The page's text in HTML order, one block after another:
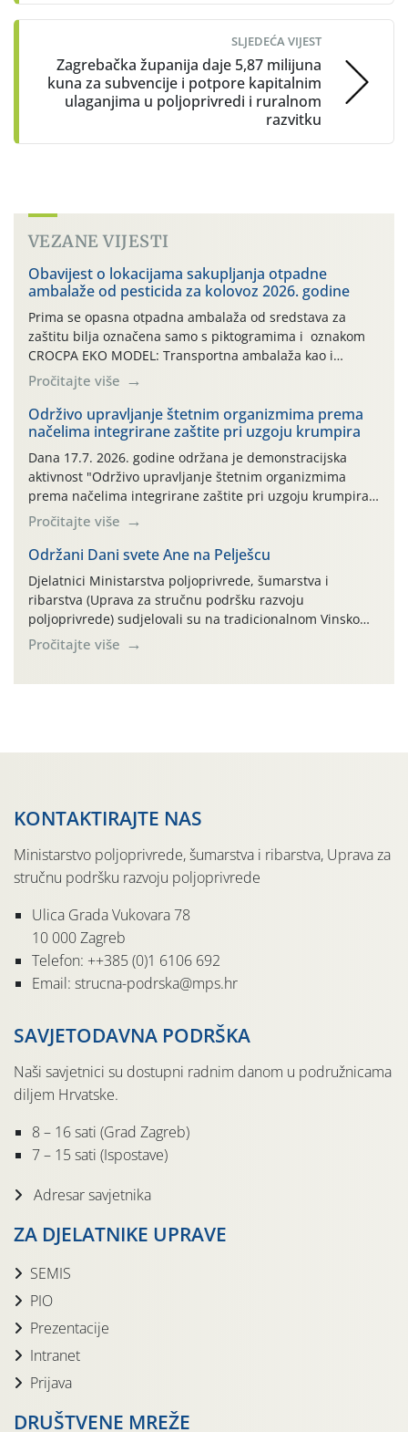
SLJEDEĆA VIJEST
Zagrebačka županija daje 5,87 milijuna
kuna za subvencije i potpore kapitalnim
ulaganjima u poljoprivredi i ruralnom
razvitku
VEZANE VIJESTI
Obavijest o lokacijama sakupljanja otpadne
ambalaže od pesticida za kolovoz 2026. godine
Prima se opasna otpadna ambalaža od sredstava za
zaštitu bilja označena samo s piktogramima i oznakom
CROCPA EKO MODEL: Transportna ambalaža kao i
ambalaža drugih proizvoda koji nisu sredstva za zaštitu
bilja (npr. ambalaža od mineralnih gnojiva,) se ne
prihvaća. Korisnicima je osiguran besplatni povrat
prazne ambalaže isključivo ovih tvrtki: AGROCHEM-MAKS,
AGRONOM, ALBAUGH TKI* (PINUS […]
Pročitajte više
Održivo upravljanje štetnim organizmima prema
načelima integrirane zaštite pri uzgoju krumpira
Dana 17.7. 2026. godine održana je demonstracijska
aktivnost "Održivo upravljanje štetnim organizmima
prema načelima integrirane zaštite pri uzgoju krumpira"
na pokusnom polju "Poredje", kraj naselja Belica (ARKOD
parcela ID 2445031) (središnji dio Međimurske županije).
Pročitajte više
Održani Dani svete Ane na Pelješcu
Djelatnici Ministarstva poljoprivrede, šumarstva i
ribarstva (Uprava za stručnu podršku razvoju
poljoprivrede) sudjelovali su na tradicionalnom Vinskom
forumu, održanom 24.07.2026. godine u Domu vinarske
tradicije u Putnikovićima na poluotoku Pelješcu, u
Pročitajte više
KONTAKTIRAJTE NAS
Ministarstvo poljoprivrede, šumarstva i ribarstva, Uprava za
stručnu podršku razvoju poljoprivrede
Ulica Grada Vukovara 78
10 000 Zagreb
Telefon: ++385 (0)1 6106 692
Email: strucna-podrska@mps.hr
SAVJETODAVNA PODRŠKA
Naši savjetnici su dostupni radnim danom u podružnicama
diljem Hrvatske.
8 – 16 sati (Grad Zagreb)
7 – 15 sati (Ispostave)
Adresar savjetnika
ZA DJELATNIKE UPRAVE
SEMIS
PIO
Prezentacije
Intranet
Prijava
DRUŠTVENE MREŽE